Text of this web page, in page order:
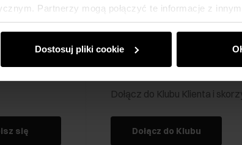
Partnerzy mogą połączyć te informacje z
z ich usług.
Dostosuj pliki cookie
się
Klub Klienta Ochnik
Dołącz do Klubu Klienta i
Dołącz do Klubu